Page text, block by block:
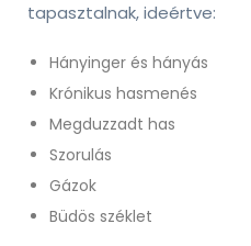
tapasztalnak, ideértve:
Hányinger és hányás
Krónikus hasmenés
Megduzzadt has
Szorulás
Gázok
Büdös széklet